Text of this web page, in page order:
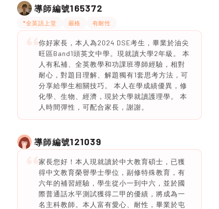
導師編號165372
*全英語上堂 嚴格 有耐性
你好家長，本人為2024 DSE考生，畢業於油尖
旺區Band1頭英文中學。現就讀大學2年級。 本
人有私補、全英教學和功課班導師經驗，相對
耐心，對題目理解、解題獨有1套思考方法，可
分享給學生相關技巧。 本人在學成績優異，修
化學、生物、經濟，現於大學就讀護理學。 本
人時間彈性，可配合家長，謝謝。
導師編號121039
家長您好！本人現就讀於中大教育碩士，已獲
得中文教育榮譽學士學位，副修特殊教育，有
六年的補習經驗，學生從小一到中六，並於國
際普通話水平測試獲得二甲的優績，將成為一
名主科教師。本人富有愛心、耐性，畢業於屯